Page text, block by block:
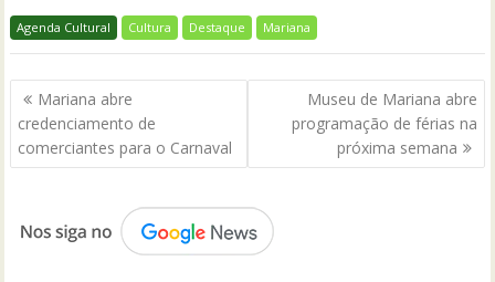
Agenda Cultural Cultura Destaque Mariana
Navegação
de
Post
Mariana abre
credenciamento de
comerciantes para o Carnaval
Museu de Mariana abre
programação de férias na
próxima semana